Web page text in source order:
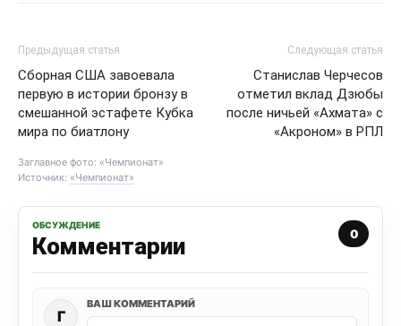
Предыдущая статья
Сборная США завоевала
первую в истории бронзу в
смешанной эстафете Кубка
мира по биатлону
Следующая статья
Станислав Черчесов
отметил вклад Дзюбы
после ничьей «Ахмата» с
«Акроном» в РПЛ
Заглавное фото: «Чемпионат»
Источник: «Чемпионат»
ОБСУЖДЕНИЕ
Комментарии 0
Г
ВАШ КОММЕНТАРИЙ